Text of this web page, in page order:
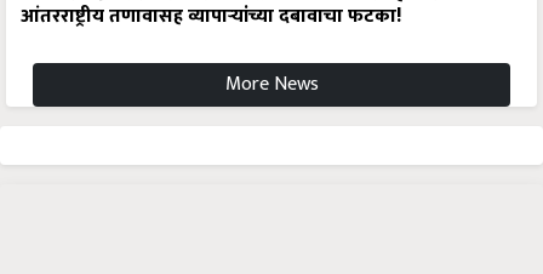
आंतरराष्ट्रीय तणावासह व्यापाऱ्यांच्या दबावाचा फटका!
More News